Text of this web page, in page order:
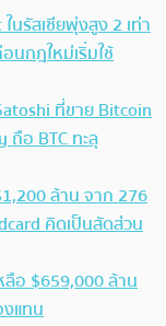
นรัสเซียพุ่งสูง 2 เท่า
นกฎใหม่เริ่มใช้
ที่ขาย Bitcoin
อ BTC ทะลุ
ล้าน จาก 276
คิดเป็นสัดส่วน
อ $659,000 ล้าน
แทน